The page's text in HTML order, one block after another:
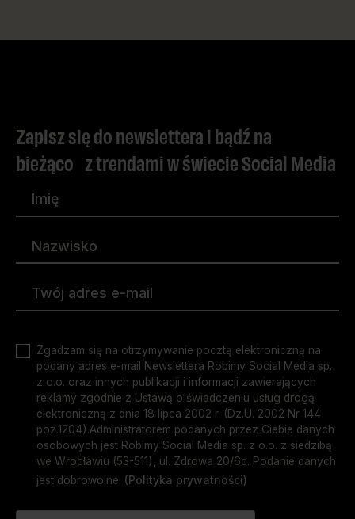
Zapisz się do newslettera i bądź na
bieżąco z trendami w świecie Social Media
Zgadzam się na otrzymywanie pocztą elektroniczną na
podany adres e-mail Newslettera Robimy Social Media sp.
z o.o. oraz innych publikacji i informacji zawierających
reklamy zgodnie z Ustawą o świadczeniu usług drogą
elektroniczną z dnia 18 lipca 2002 r. (Dz.U. 2002 Nr 144
poz.1204).Administratorem podanych przez Ciebie danych
osobowych jest Robimy Social Media sp. z o.o. z siedzibą
we Wrocławiu (53-511), ul. Zdrowa 20/6c. Podanie danych
jest dobrowolne. (Polityka prywatności)